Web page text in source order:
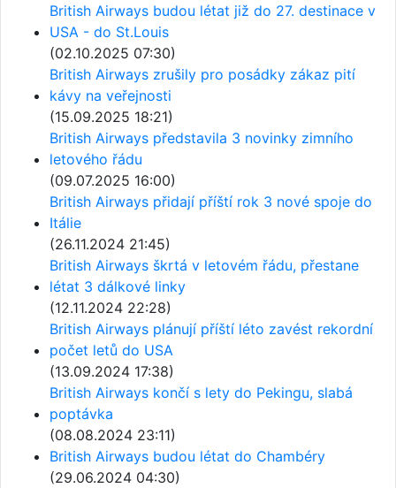
British Airways budou létat již do 27. destinace v
USA - do St.Louis
(02.10.2025 07:30)
British Airways zrušily pro posádky zákaz pití
kávy na veřejnosti
(15.09.2025 18:21)
British Airways představila 3 novinky zimního
letového řádu
(09.07.2025 16:00)
British Airways přidají příští rok 3 nové spoje do
Itálie
(26.11.2024 21:45)
British Airways škrtá v letovém řádu, přestane
létat 3 dálkové linky
(12.11.2024 22:28)
British Airways plánují příští léto zavést rekordní
počet letů do USA
(13.09.2024 17:38)
British Airways končí s lety do Pekingu, slabá
poptávka
(08.08.2024 23:11)
British Airways budou létat do Chambéry
(29.06.2024 04:30)